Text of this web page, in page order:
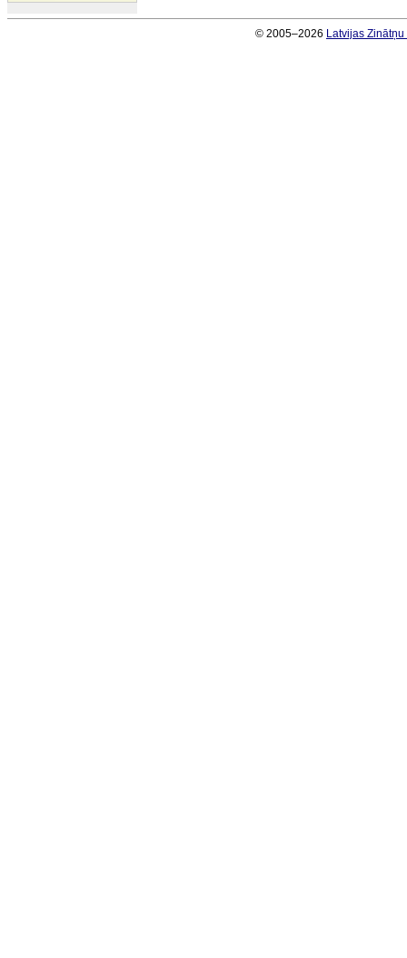
© 2005–2026 Latvijas